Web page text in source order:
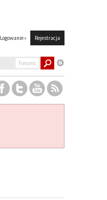
Logowanie » Rejestracja
Forums